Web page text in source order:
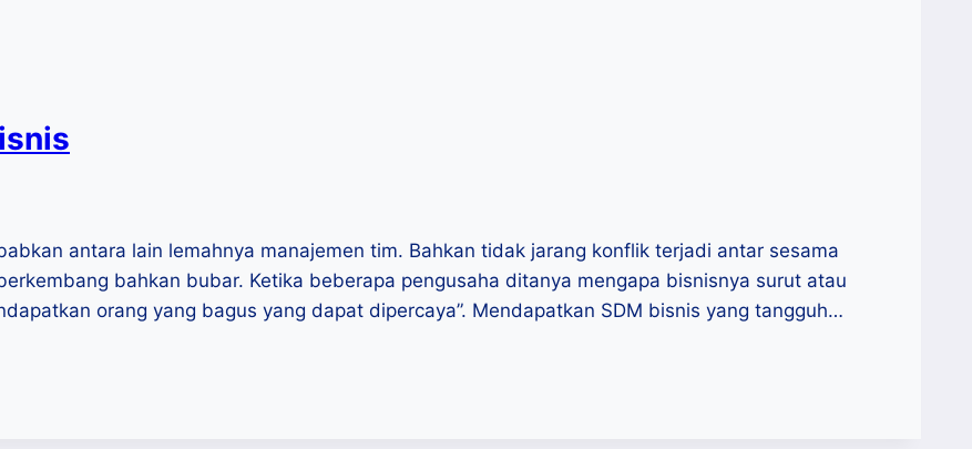
antara lain lemahnya manajemen tim. Bahkan tidak jarang konflik terjadi antar sesama
bahkan bubar. Ketika beberapa pengusaha ditanya mengapa bisnisnya surut atau
orang yang bagus yang dapat dipercaya”. Mendapatkan SDM bisnis yang tangguh…